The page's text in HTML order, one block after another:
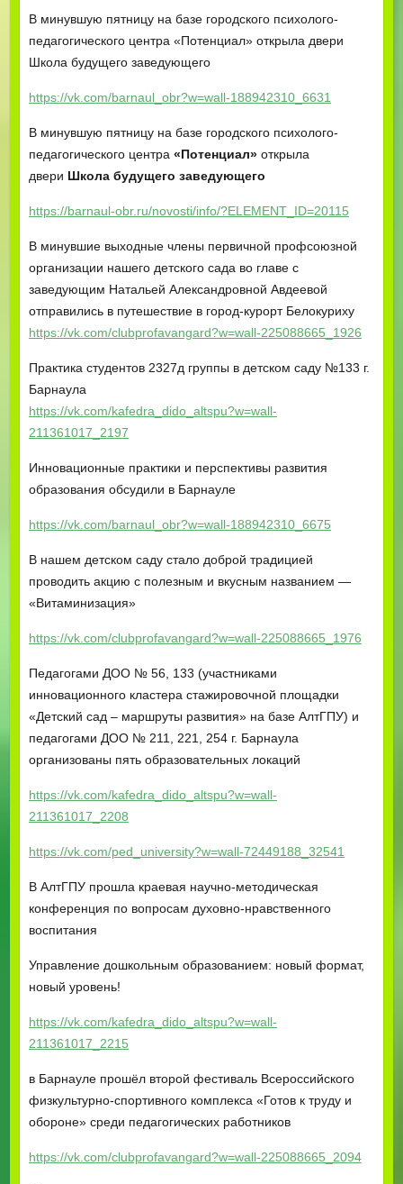
В минувшую пятницу на базе городского психолого-
педагогического центра «Потенциал» открыла двери
Школа будущего заведующего
https://vk.com/barnaul_obr?w=wall-188942310_6631
В минувшую пятницу на базе городского психолого-
педагогического центра «Потенциал»открыла
двери Школа будущего заведующего
https://barnaul-obr.ru/novosti/info/?ELEMENT_ID=20115
В минувшие выходные члены первичной профсоюзной
организации нашего детского сада во главе с
заведующим Натальей Александровной Авдеевой
отправились в путешествие в город-курорт Белокуриху
https://vk.com/clubprofavangard?w=wall-225088665_1926
Практика студентов 2327д группы в детском саду №133 г.
Барнаула
https://vk.com/kafedra_dido_altspu?w=wall-
211361017_2197
Инновационные практики и перспективы развития
образования обсудили в Барнауле
https://vk.com/barnaul_obr?w=wall-188942310_6675
В нашем детском саду стало доброй традицией
проводить акцию с полезным и вкусным названием —
«Витаминизация»
https://vk.com/clubprofavangard?w=wall-225088665_1976
Педагогами ДОО № 56, 133 (участниками
инновационного кластера стажировочной площадки
«Детский сад – маршруты развития» на базе АлтГПУ) и
педагогами ДОО № 211, 221, 254 г. Барнаула
организованы пять образовательных локаций
https://vk.com/kafedra_dido_altspu?w=wall-
211361017_2208
https://vk.com/ped_university?w=wall-72449188_32541
В АлтГПУ прошла краевая научно-методическая
конференция по вопросам духовно-нравственного
воспитания
Управление дошкольным образованием: новый формат,
новый уровень!
https://vk.com/kafedra_dido_altspu?w=wall-
211361017_2215
в Барнауле прошёл второй фестиваль Всероссийского
физкультурно-спортивного комплекса «Готов к труду и
обороне» среди педагогических работников
https://vk.com/clubprofavangard?w=wall-225088665_2094